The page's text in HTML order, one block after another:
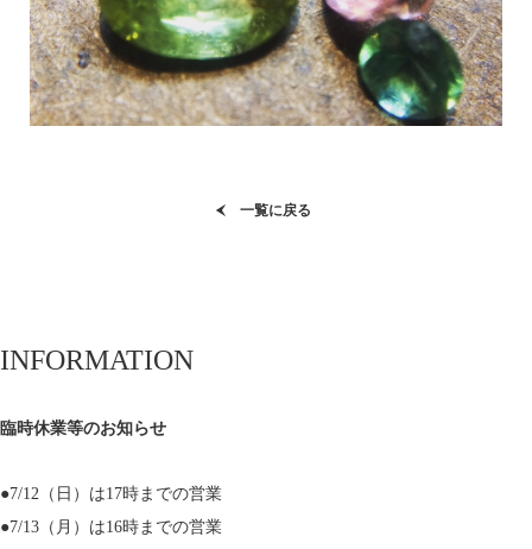
一覧に戻る
INFORMATION
臨時休業等のお知らせ
●7/12（日）は17時までの営業
●7/13（月）は16時までの営業